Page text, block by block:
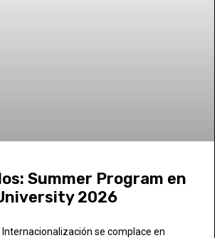
Summer Program en
2026
Internacionalización se complace en